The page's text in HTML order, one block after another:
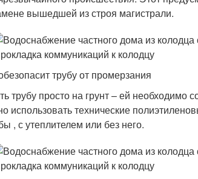
вышедшей из строя магистрали.
трубу от промерзания
трубу просто на грунт – ей необходимо
использовать технические
, с утеплителем или без него.